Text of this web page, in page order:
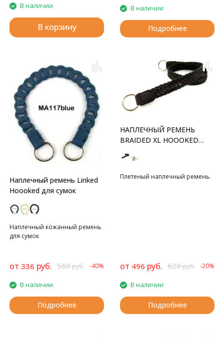
В наличии
В корзину
В наличии
Подробнее
Наплечный ремень Linked
Hoooked для сумок
Наплечный кожанный ремень
для сумок
от 336 руб. 560руб. -40%
В наличии
Подробнее
НАПЛЕЧНЫЙ РЕМЕНЬ
BRAIDED XL HOOOKED
Плетеный наплечный ремень.
от 496 руб. 620руб. -20%
В наличии
Подробнее